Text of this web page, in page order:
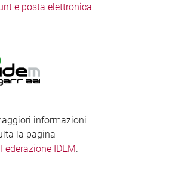
e posta elettronica
informazioni
la pagina
Federazione IDEM.